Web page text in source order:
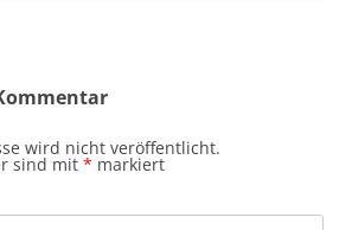
wird nicht veröffentlicht.
sind mit * markiert